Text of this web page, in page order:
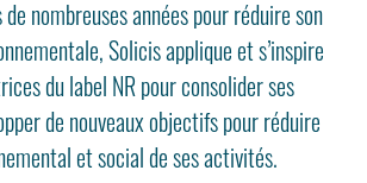
nombreuses années pour réduire son
Solicis applique et s’inspire
du label NR pour consolider ses
de nouveaux objectifs pour réduire
et social de ses activités.